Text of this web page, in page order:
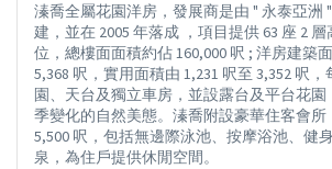
溱喬全屬花園洋房，發展商是由 " 永泰亞洲
建，並在 2005 年落成 ，項目提供 63 座 2
位，總樓面面積約佔 160,000 呎 ; 洋房建築
5,368 呎，實用面積由 1,231 呎至 3,352 呎
園、天台及獨立車房，並設露台及平台花園
季變化的自然美態。溱喬附設豪華住客會所
5,500 呎，包括無邊際泳池、按摩浴池、健
泉，為住戶提供休閒空間。